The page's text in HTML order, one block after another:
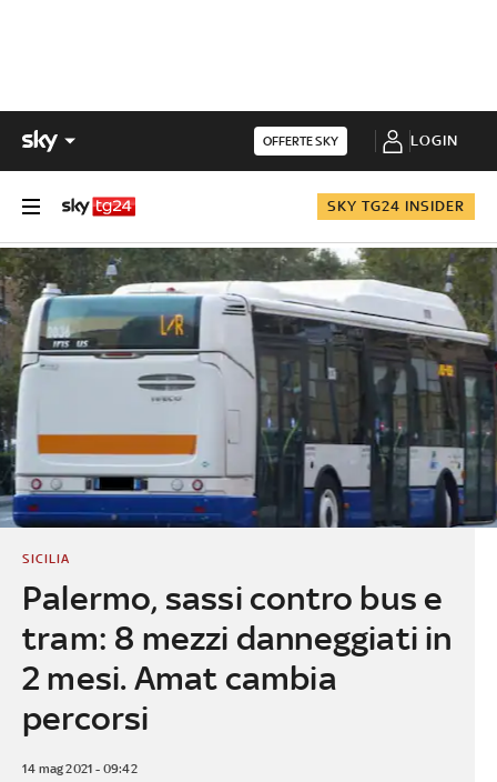
OFFERTE SKY LOGIN
SKY TG24 INSIDER
Palermo, sassi contro bus e
tram: 8 mezzi danneggiati in
2 mesi. Amat cambia
percorsi
SICILIA
14 mag 2021 - 09:42